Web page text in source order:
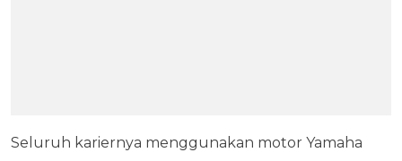
Seluruh kariernya menggunakan motor Yamaha